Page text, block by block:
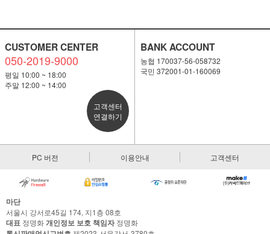
CUSTOMER CENTER
050-2019-9000
평일 10:00 ~ 18:00
주말 12:00 ~ 14:00
고객센터
연결하기
BANK ACCOUNT
농협 170037-56-058732
국민 372001-01-160069
PC 버전 이용안내 고객센터
마단
서울시 강서로45길 174, 지1층 08호
대표 정명화개인정보 보호 책임자정명화